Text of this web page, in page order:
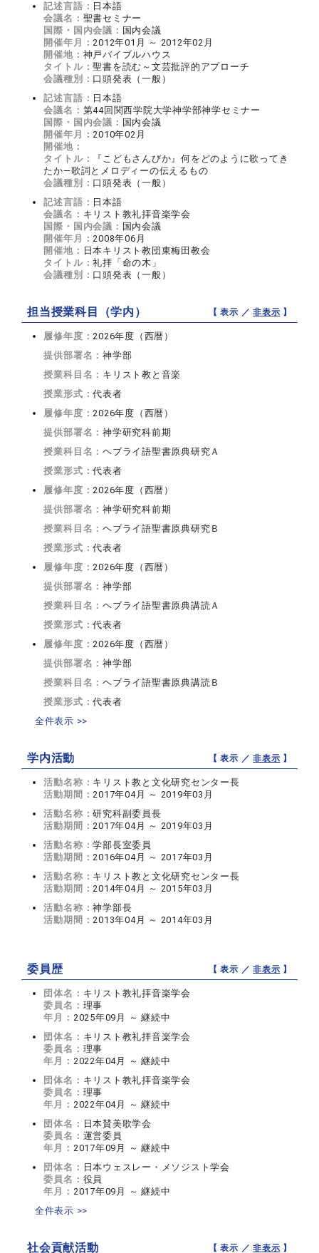
記述言語： 日本語
会議名： 聖書セミナー
国際・国内会議： 国内会議
開催年月：2012年01月 ～ 2012年02月
開催地： 神戸バイブルハウス
タイトル：聖書を読む～文芸批評的アプローチ
会議種別： 口頭発表（一般）
記述言語： 日本語
会議名： 第44回関西学院大学神学部神学セミナー
国際・国内会議： 国内会議
開催年月：2010年02月
開催地：
タイトル：
『こどもさんびか』何をどのように歌ってき
たか―歌詞とメロディーの伝えるもの
会議種別： 口頭発表（一般）
記述言語： 日本語
会議名： キリスト教礼拝音楽学会
国際・国内会議： 国内会議
開催年月：2008年06月
開催地： 日本キリスト教団東梅田教会
タイトル：礼拝「命の木」
会議種別： 口頭発表（一般）
担当授業科目（学内） 【 表示 ／非表示 】
履修年度：2026年度（西暦）
提供部署名：神学部
授業科目名： キリスト教と音楽
授業形式：代表者
履修年度：2026年度（西暦）
提供部署名：神学研究科前期
授業科目名：ヘブライ語聖書原典研究Ａ
授業形式：代表者
履修年度：2026年度（西暦）
提供部署名：神学研究科前期
授業科目名：ヘブライ語聖書原典研究Ｂ
授業形式：代表者
履修年度：2026年度（西暦）
提供部署名：神学部
授業科目名：ヘブライ語聖書原典講読Ａ
授業形式：代表者
履修年度：2026年度（西暦）
提供部署名：神学部
授業科目名：ヘブライ語聖書原典講読Ｂ
授業形式：代表者
全件表示 >>
学内活動 【 表示 ／非表示 】
活動名称： キリスト教と文化研究センター長
活動期間：2017年04月 ～ 2019年03月
活動名称：研究科副委員長
活動期間：2017年04月 ～ 2019年03月
活動名称：学部長室委員
活動期間：2016年04月 ～ 2017年03月
活動名称： キリスト教と文化研究センター長
活動期間：2014年04月 ～ 2015年03月
活動名称：神学部長
活動期間：2013年04月 ～ 2014年03月
委員歴 【 表示 ／非表示 】
団体名： キリスト教礼拝音楽学会
委員名： 理事
年月： 2025年09月 ～ 継続中
団体名： キリスト教礼拝音楽学会
委員名： 理事
年月： 2022年04月 ～ 継続中
団体名： キリスト教礼拝音楽学会
委員名： 理事
年月： 2022年04月 ～ 継続中
団体名： 日本賛美歌学会
委員名： 運営委員
年月： 2017年09月 ～ 継続中
団体名： 日本ウェスレー・メソジスト学会
委員名： 役員
年月： 2017年09月 ～ 継続中
全件表示 >>
社会貢献活動 【 表示 ／非表示 】